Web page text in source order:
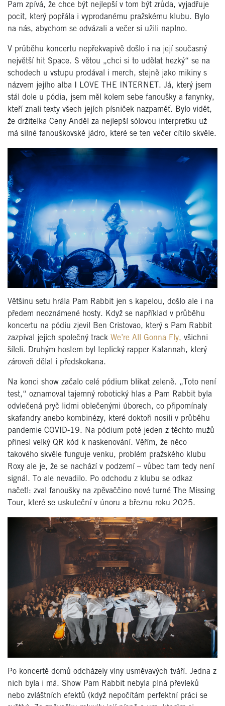
Pam zpívá, že chce být nejlepší v tom být zrůda, vyjadřuje
pocit, který popřála i vyprodanému pražskému klubu. Bylo
na nás, abychom se odvázali a večer si užili naplno.
V průběhu koncertu nepřekvapivě došlo i na její současný
největší hit Space. S větou „chci si to udělat hezký“ se na
schodech u vstupu prodával i merch, stejně jako mikiny s
názvem jejího alba I LOVE THE INTERNET. Já, který jsem
stál dole u pódia, jsem měl kolem sebe fanoušky a fanynky,
kteří znali texty všech jejích písniček nazpaměť. Bylo vidět,
že držitelka Ceny Anděl za nejlepší sólovou interpretku už
má silné fanouškovské jádro, které se ten večer cítilo skvěle.
Většinu setu hrála Pam Rabbit jen s kapelou, došlo ale i na
předem neoznámené hosty. Když se například v průběhu
koncertu na pódiu zjevil Ben Cristovao, který s Pam Rabbit
zazpíval jejich společný track We’re All Gonna Fly, všichni
šíleli. Druhým hostem byl teplický rapper Katannah, který
zároveň dělal i předskokana.
Na konci show začalo celé pódium blikat zeleně. „Toto není
test,“ oznamoval tajemný robotický hlas a Pam Rabbit byla
odvlečená pryč lidmi oblečenými úborech, co připomínaly
skafandry anebo kombinézy, které doktoři nosili v průběhu
pandemie COVID-19. Na pódium poté jeden z těchto mužů
přinesl velký QR kód k naskenování. Věřím, že něco
takového skvěle funguje venku, problém pražského klubu
Roxy ale je, že se nachází v podzemí – vůbec tam tedy není
signál. To ale nevadilo. Po odchodu z klubu se odkaz
načetl: zval fanoušky na zpěvaččino nové turné The Missing
Tour, které se uskuteční v únoru a březnu roku 2025.
Po koncertě domů odcházely vlny usměvavých tváří. Jedna z
nich byla i má. Show Pam Rabbit nebyla plná převleků
nebo zvláštních efektů (když nepočítám perfektní práci se